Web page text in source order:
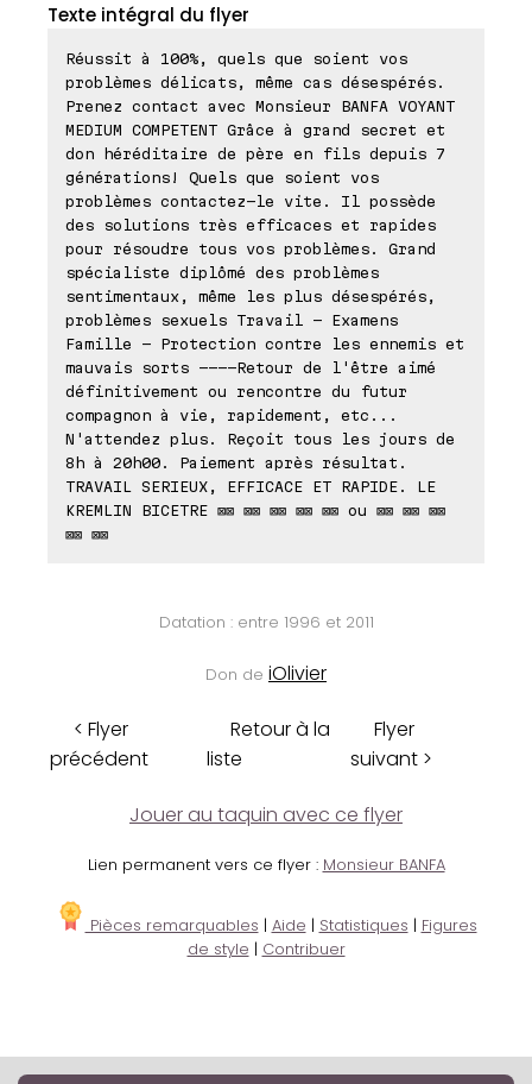
Texte intégral du flyer
Réussit à 100%, quels que soient vos
problèmes délicats, même cas désespérés.
Prenez contact avec Monsieur BANFA VOYANT
MEDIUM COMPETENT Grâce à grand secret et
don héréditaire de père en fils depuis 7
générations! Quels que soient vos
problèmes contactez-le vite. Il possède
des solutions très efficaces et rapides
pour résoudre tous vos problèmes. Grand
spécialiste diplômé des problèmes
sentimentaux, même les plus désespérés,
problèmes sexuels Travail - Examens
Famille - Protection contre les ennemis et
mauvais sorts ----Retour de l'être aimé
définitivement ou rencontre du futur
compagnon à vie, rapidement, etc...
N'attendez plus. Reçoit tous les jours de
8h à 20h00. Paiement après résultat.
TRAVAIL SERIEUX, EFFICACE ET RAPIDE. LE
KREMLIN BICETRE ⊠⊠ ⊠⊠ ⊠⊠ ⊠⊠ ⊠⊠ ou ⊠⊠ ⊠⊠ ⊠⊠
⊠⊠ ⊠⊠
Datation : entre 1996 et 2011
Don de iOlivier
< Flyer
précédent
Retour à la
liste
Flyer
suivant >
Jouer au taquin avec ce flyer
Lien permanent vers ce flyer : Monsieur BANFA
Pièces remarquables | Aide | Statistiques | Figures
de style | Contribuer